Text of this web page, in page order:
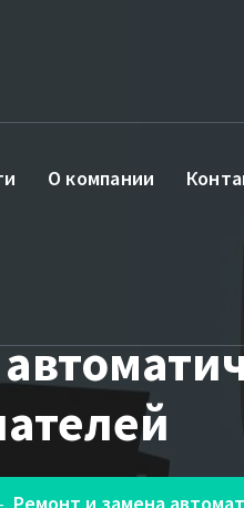
О компании
-